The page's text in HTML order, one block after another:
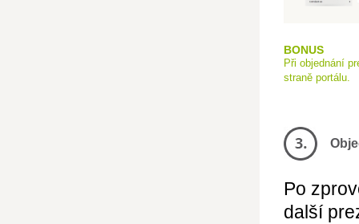
BONUS
Při objednání
straně portálu.
Po
další